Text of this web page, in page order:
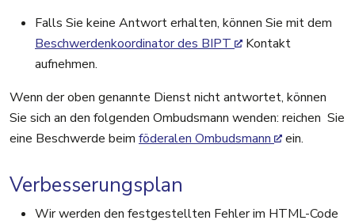
Falls Sie keine Antwort erhalten, können Sie mit dem
Beschwerdenkoordinator des BIPT
Kontakt
aufnehmen.
Wenn der oben genannte Dienst nicht antwortet, können
Sie sich an den folgenden Ombudsmann wenden: reichen Sie
eine Beschwerde beim föderalen Ombudsmann ein.
Verbesserungsplan
Wir werden den festgestellten Fehler im HTML-Code